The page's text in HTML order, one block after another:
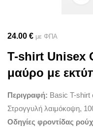
24.00 € με ΦΠΑ
T-shirt Unisex
μαύρο με
Περιγραφή: Basic T-shirt
Στρογγυλή λαιμόκοψη,
Οδηγίες φροντίδας